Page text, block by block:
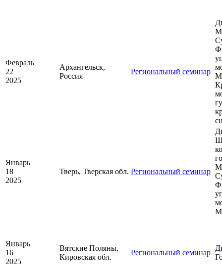
Февраль
22
2025
Архангельск,
Россия
Региональный семинар
Январь
18
2025
Тверь, Тверская обл. Региональный семинар
Январь
16
2025
Вятские Поляны,
Кировская обл.
Региональный семинар